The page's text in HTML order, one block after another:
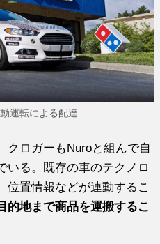
運転による配達
クロガーもNuroと組んで自
いる。既存の車のテクノロ
位置情報などが連動するこ
的地まで商品を運搬するこ